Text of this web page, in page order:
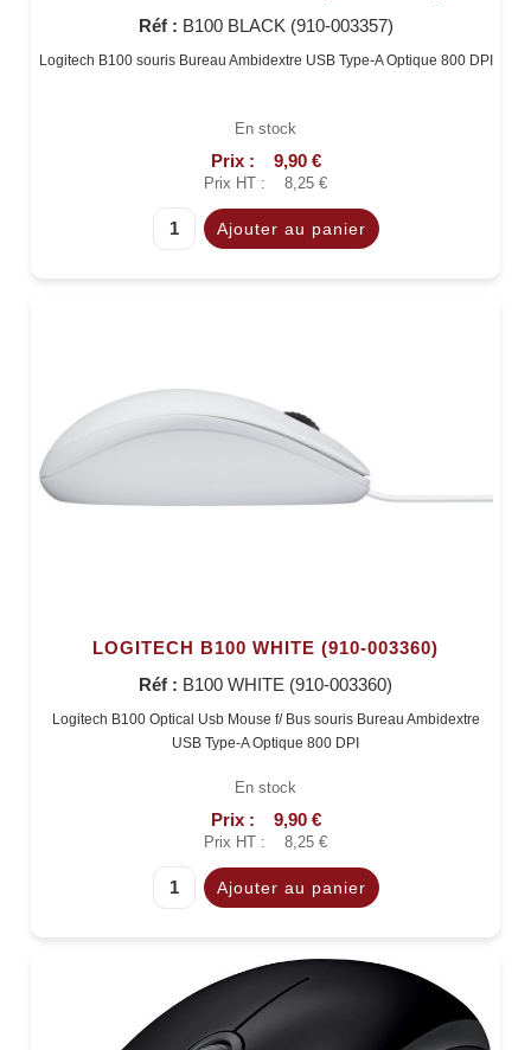
Réf : B100 BLACK (910-003357)
Logitech B100 souris Bureau Ambidextre USB Type-A Optique 800 DPI
En stock
Prix : 9,90 €
Prix HT : 8,25 €
LOGITECH B100 WHITE (910-003360)
Réf : B100 WHITE (910-003360)
Logitech B100 Optical Usb Mouse f/ Bus souris Bureau Ambidextre
USB Type-A Optique 800 DPI
En stock
Prix : 9,90 €
Prix HT : 8,25 €